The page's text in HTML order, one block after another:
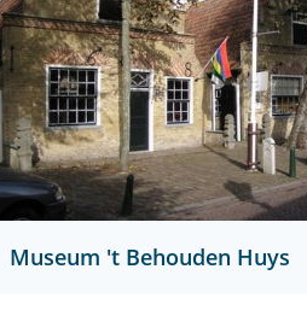
Museum 't Behouden Huys